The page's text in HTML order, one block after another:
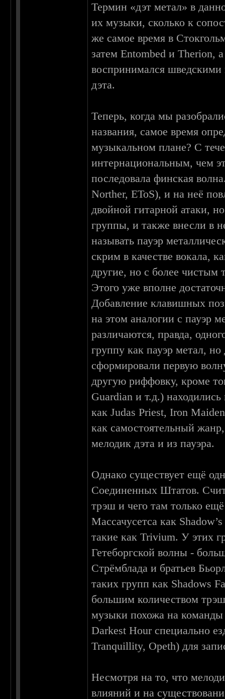
Термин «дэт метал» в
их музыки, сколько к
же самое время в
затем Entombed и Therion,
воспринимался шведскими
дэта.
Теперь, когда мы
названия, самое время
музыкальном плане? С
интернациональным, чем
последовала финская
Norther, EToS), и на неё
двойной гитарной атаки,
группы, и также внесли в
называть пауэр
скрим в качестве вокала,
другие, но с более чистым
Этого уже вполне
Добавление клавишных
на этом аналогии с пауэр
различаются, правда,
группу как пауэр метал,
сформировали первую
другую риффовку, кроме
Guardian и т.д.)
как Judas Priest, Iron
как самостоятельный
мелодик дэта и из пауэра.
Однако существует ещё
Соединенных Штатов.
трэш и чего там только
Массачусетса как
такие как Trivium. У этих
Гетеборгской волны -
Стрёмблада и братьев
таких групп как Shadows
большим количеством
музыки похожа на команды
Darkest Hour специально
Tranquillity, Opeth) для
Несмотря на то, что
влияний и на